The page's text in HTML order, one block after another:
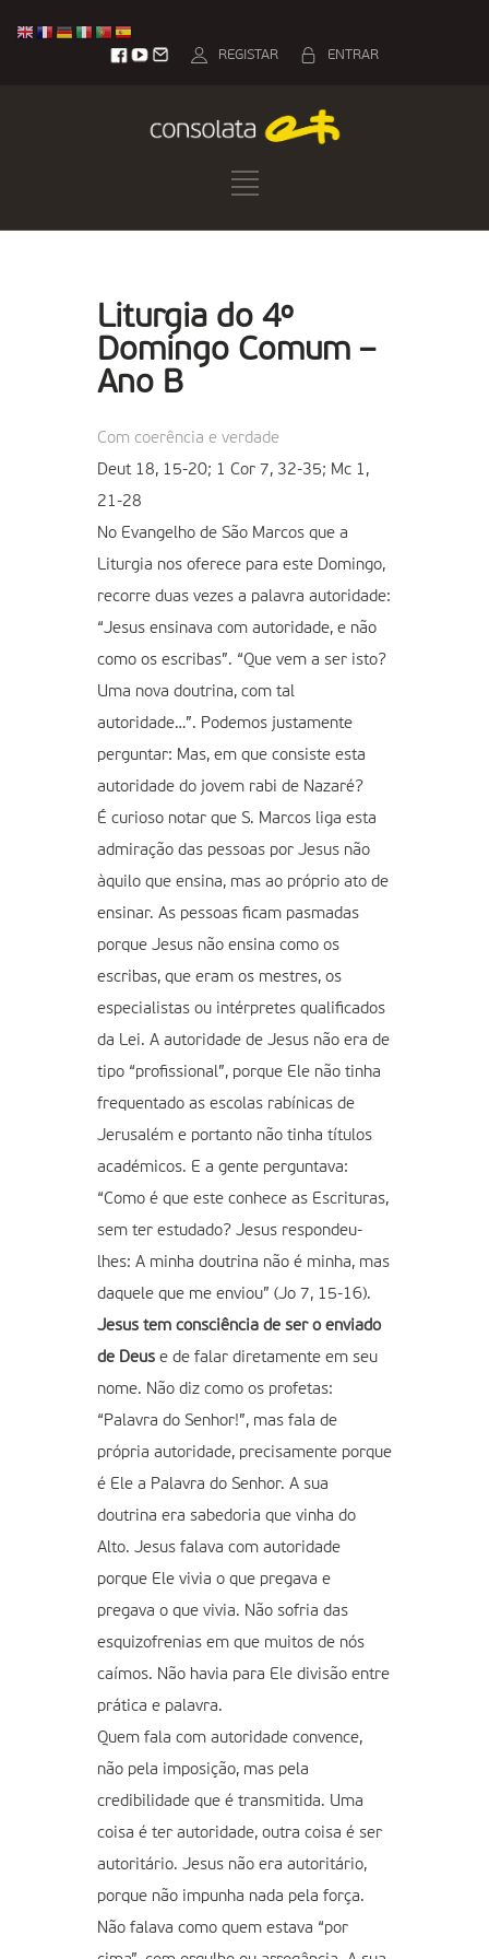
ENTRAR
REGISTAR
Liturgia do 4º
Domingo Comum –
Ano B
Com coerência e verdade
Deut 18, 15-20; 1 Cor 7, 32-35; Mc 1,
21-28
No Evangelho de São Marcos que a
Liturgia nos oferece para este Domingo,
recorre duas vezes a palavra autoridade:
“Jesus ensinava com autoridade, e não
como os escribas”. “Que vem a ser isto?
Uma nova doutrina, com tal
autoridade…”. Podemos justamente
perguntar: Mas, em que consiste esta
autoridade do jovem rabi de Nazaré?
É curioso notar que S. Marcos liga esta
admiração das pessoas por Jesus não
àquilo que ensina, mas ao próprio ato de
ensinar. As pessoas ficam pasmadas
porque Jesus não ensina como os
escribas, que eram os mestres, os
especialistas ou intérpretes qualificados
da Lei. A autoridade de Jesus não era de
tipo “profissional”, porque Ele não tinha
frequentado as escolas rabínicas de
Jerusalém e portanto não tinha títulos
académicos. E a gente perguntava:
“Como é que este conhece as Escrituras,
sem ter estudado? Jesus respondeu-
lhes: A minha doutrina não é minha, mas
daquele que me enviou” (Jo 7, 15-16).
Jesus tem consciência de ser o enviado
de Deus e de falar diretamente em seu
nome. Não diz como os profetas:
“Palavra do Senhor!”, mas fala de
própria autoridade, precisamente porque
é Ele a Palavra do Senhor. A sua
doutrina era sabedoria que vinha do
Alto. Jesus falava com autoridade
porque Ele vivia o que pregava e
pregava o que vivia. Não sofria das
esquizofrenias em que muitos de nós
caímos. Não havia para Ele divisão entre
prática e palavra.
Quem fala com autoridade convence,
não pela imposição, mas pela
credibilidade que é transmitida. Uma
coisa é ter autoridade, outra coisa é ser
autoritário. Jesus não era autoritário,
porque não impunha nada pela força.
Não falava como quem estava “por